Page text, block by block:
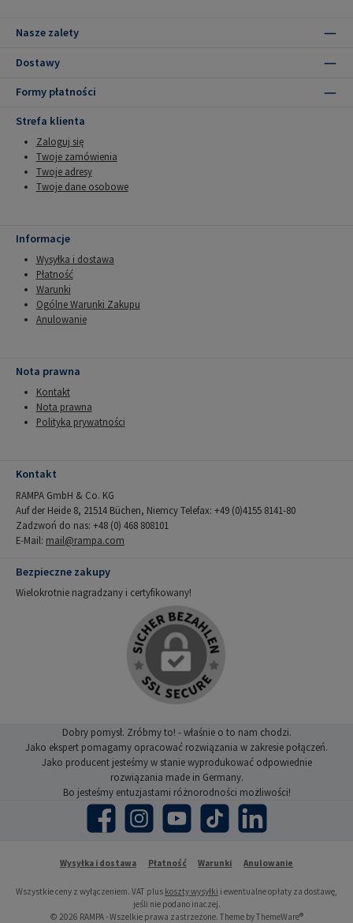
Nasze zalety
Dostawy
Formy płatności
Strefa klienta
Zaloguj się
Twoje zamówienia
Twoje adresy
Twoje dane osobowe
Informacje
Wysyłka i dostawa
Płatność
Warunki
Ogólne Warunki Zakupu
Anulowanie
Nota prawna
Kontakt
Nota prawna
Polityka prywatności
Kontakt
RAMPA GmbH & Co. KG
Auf der Heide 8, 21514 Büchen, Niemcy Telefax: +49 (0)4155 8141-80
Zadzwoń do nas: +48 (0) 468 808101
E-Mail: mail@rampa.com
Bezpieczne zakupy
Wielokrotnie nagradzany i certyfikowany!
Dobry pomysł. Zróbmy to! - właśnie o to nam chodzi.
Jako ekspert pomagamy opracować rozwiązania w zakresie połączeń.
Jako producent jesteśmy w stanie wyprodukować odpowiednie
rozwiązania made in Germany.
Bo jesteśmy entuzjastami różnorodności możliwości!
Facebook Instagram YouTube TikTok LinkedIn
Wysyłka i dostawa Płatność Warunki Anulowanie
Wszystkie ceny z wyłączeniem. VAT plus koszty wysyłki i ewentualne opłaty za dostawę,
jeśli nie podano inaczej.
© 2026 RAMPA - Wszelkie prawa zastrzeżone. Theme byThemeWare®